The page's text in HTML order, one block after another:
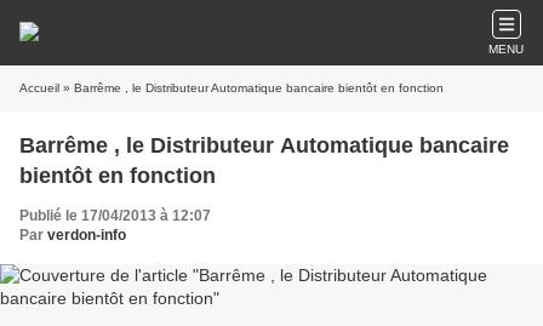
MENU
Accueil » Barrême , le Distributeur Automatique bancaire bientôt en fonction
Barrême , le Distributeur Automatique bancaire
bientôt en fonction
Publié le 17/04/2013 à 12:07
Par verdon-info